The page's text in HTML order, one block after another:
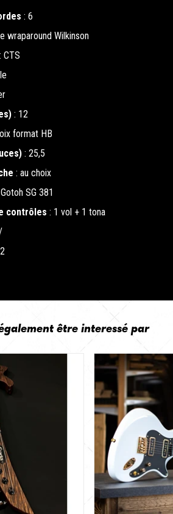
: 6
wraparound Wilkinson
: CTS
: 12
format HB
: 25,5
: au choix
SG 381
contrôles : 1 vol + 1 tona
être interessé par